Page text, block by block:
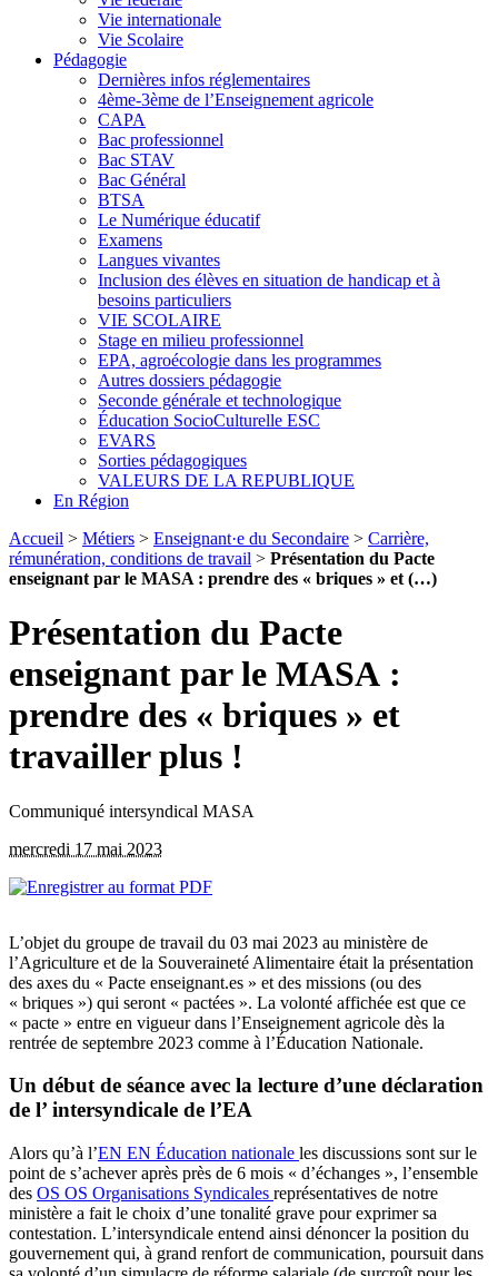
Vie internationale
Vie Scolaire
Pédagogie
Dernières infos réglementaires
4ème-3ème de l’Enseignement agricole
CAPA
Bac professionnel
Bac STAV
Bac Général
BTSA
Le Numérique éducatif
Examens
Langues vivantes
Inclusion des élèves en situation de handicap et à
besoins particuliers
VIE SCOLAIRE
Stage en milieu professionnel
EPA, agroécologie dans les programmes
Autres dossiers pédagogie
Seconde générale et technologique
Éducation SocioCulturelle ESC
EVARS
Sorties pédagogiques
VALEURS DE LA REPUBLIQUE
En Région
Accueil > Métiers > Enseignant·e du Secondaire > Carrière,
rémunération, conditions de travail > Présentation du Pacte
enseignant par le MASA : prendre des « briques » et (…)
Présentation du Pacte
enseignant par le MASA :
prendre des « briques » et
travailler plus !
Communiqué intersyndical MASA
mercredi 17 mai 2023
L’objet du groupe de travail du 03 mai 2023 au ministère de
l’Agriculture et de la Souveraineté Alimentaire était la présentation
des axes du « Pacte enseignant.es » et des missions (ou des
« briques ») qui seront « pactées ». La volonté affichée est que ce
« pacte » entre en vigueur dans l’Enseignement agricole dès la
rentrée de septembre 2023 comme à l’Éducation Nationale.
Un début de séance avec la lecture d’une déclaration
de l’ intersyndicale de l’EA
Alors qu’à l’EN EN Éducation nationale les discussions sont sur le
point de s’achever après près de 6 mois « d’échanges », l’ensemble
des OS OS Organisations Syndicales représentatives de notre
ministère a fait le choix d’une tonalité grave pour exprimer sa
contestation. L’intersyndicale entend ainsi dénoncer la position du
gouvernement qui, à grand renfort de communication, poursuit dans